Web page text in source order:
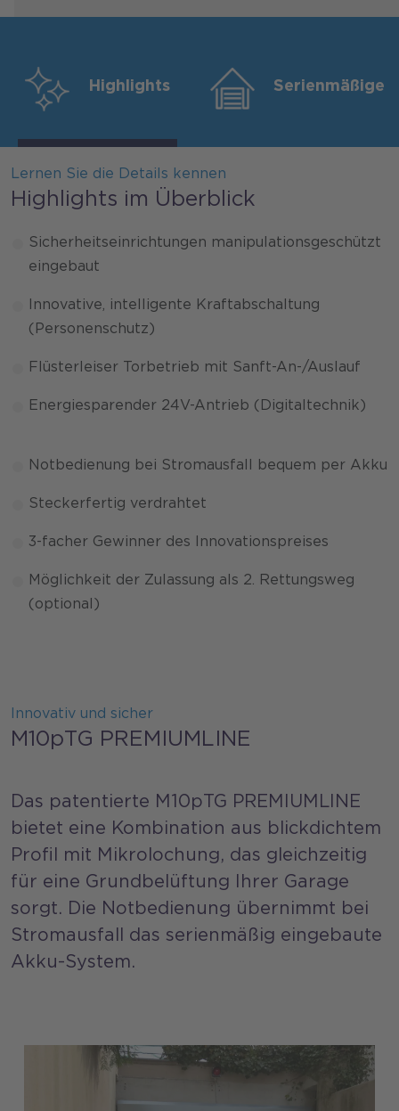
Highlights Serienmäßige
Lernen Sie die Details kennen
Highlights im Überblick
Sicherheitseinrichtungen manipulationsgeschützt
eingebaut
Innovative, intelligente Kraftabschaltung
(Personenschutz)
Flüsterleiser Torbetrieb mit Sanft-An-/Auslauf
Energiesparender 24V-Antrieb (Digitaltechnik)
Notbedienung bei Stromausfall bequem per Akku
Steckerfertig verdrahtet
3-facher Gewinner des Innovationspreises
Möglichkeit der Zulassung als 2. Rettungsweg
(optional)
Innovativ und sicher
M10pTG PREMIUMLINE
Das patentierte M10pTG PREMIUMLINE
bietet eine Kombination aus blickdichtem
Profil mit Mikrolochung, das gleichzeitig
für eine Grundbelüftung Ihrer Garage
sorgt. Die Notbedienung übernimmt bei
Stromausfall das serienmäßig eingebaute
Akku-System.